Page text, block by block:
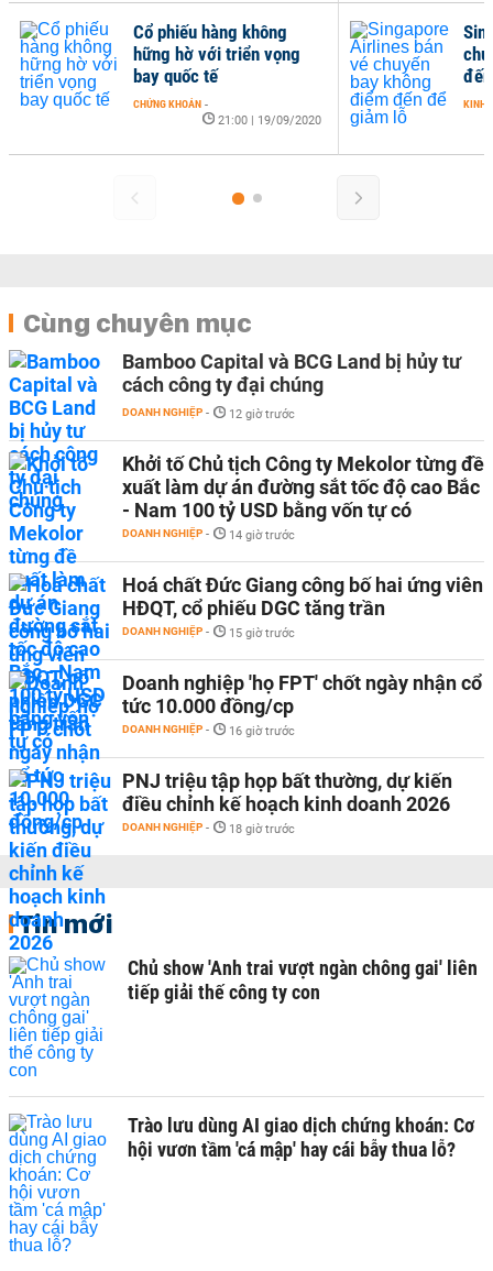
Cổ phiếu hàng không
hững hờ với triển vọng
bay quốc tế
CHỨNG KHOÁN -
21:00 | 19/09/2020
KINH
Cùng chuyên mục
Bamboo Capital và BCG Land bị hủy tư
cách công ty đại chúng
DOANH NGHIỆP - 12 giờ trước
Khởi tố Chủ tịch Công ty Mekolor từng đề
xuất làm dự án đường sắt tốc độ cao Bắc
- Nam 100 tỷ USD bằng vốn tự có
DOANH NGHIỆP - 14 giờ trước
Hoá chất Đức Giang công bố hai ứng viên
HĐQT, cổ phiếu DGC tăng trần
DOANH NGHIỆP - 15 giờ trước
Doanh nghiệp 'họ FPT' chốt ngày nhận cổ
tức 10.000 đồng/cp
DOANH NGHIỆP - 16 giờ trước
PNJ triệu tập họp bất thường, dự kiến
điều chỉnh kế hoạch kinh doanh 2026
DOANH NGHIỆP - 18 giờ trước
Tin mới
Chủ show 'Anh trai vượt ngàn chông gai' liên
tiếp giải thế công ty con
Trào lưu dùng AI giao dịch chứng khoán: Cơ
hội vươn tầm 'cá mập' hay cái bẫy thua lỗ?